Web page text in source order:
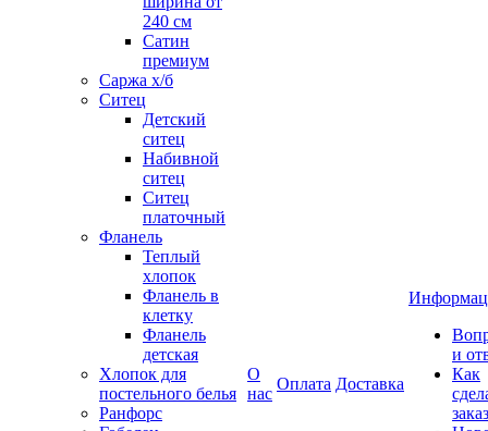
240 см
Сатин
премиум
Саржа х/б
Ситец
Детский
ситец
Набивной
ситец
Ситец
платочный
Фланель
Теплый
хлопок
Фланель в
клетку
Фланель
детская
Хлопок для
постельного белья
Ранфорс
О
нас
Оплата Доставка
и
Как
заказ